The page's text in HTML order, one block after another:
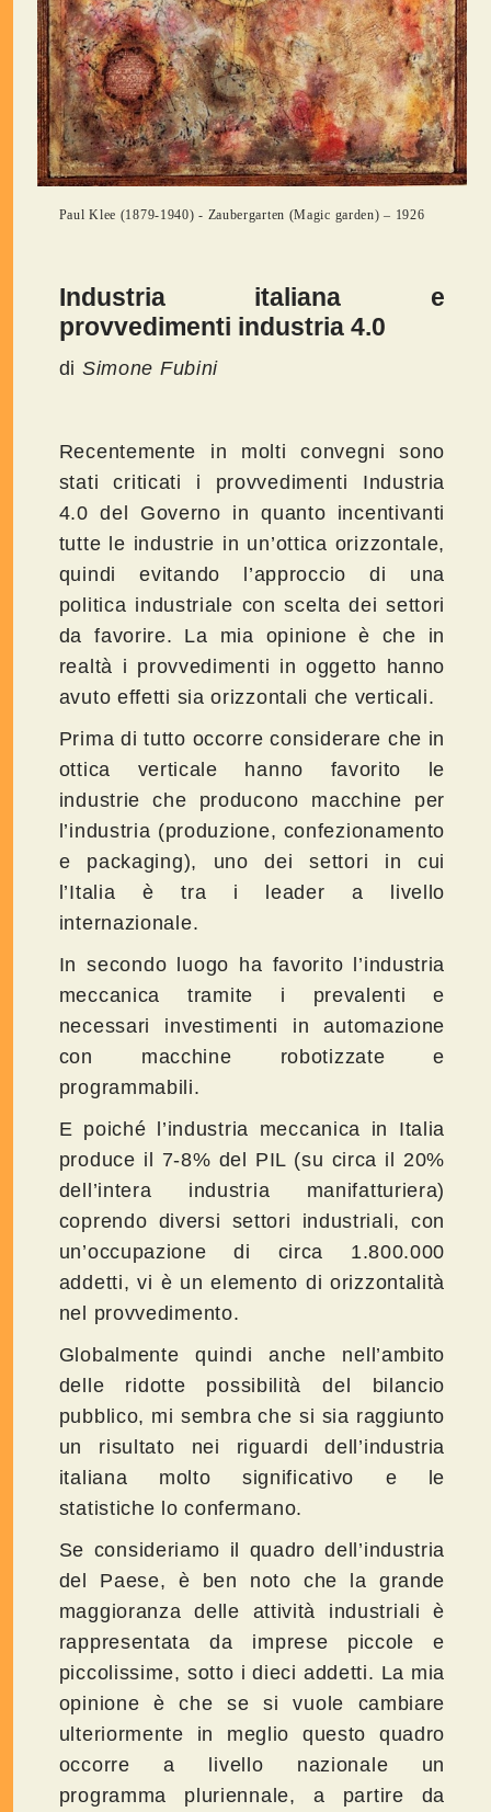
Paul Klee (1879-1940) - Zaubergarten (Magic garden) – 1926
Industria italiana e
provvedimenti industria 4.0
di Simone Fubini
Recentemente in molti convegni sono
stati criticati i provvedimenti Industria
4.0 del Governo in quanto incentivanti
tutte le industrie in un’ottica orizzontale,
quindi evitando l’approccio di una
politica industriale con scelta dei settori
da favorire. La mia opinione è che in
realtà i provvedimenti in oggetto hanno
avuto effetti sia orizzontali che verticali.
Prima di tutto occorre considerare che in
ottica verticale hanno favorito le
industrie che producono macchine per
l’industria (produzione, confezionamento
e packaging), uno dei settori in cui
l’Italia è tra i leader a livello
internazionale.
In secondo luogo ha favorito l’industria
meccanica tramite i prevalenti e
necessari investimenti in automazione
con macchine robotizzate e
programmabili.
E poiché l’industria meccanica in Italia
produce il 7-8% del PIL (su circa il 20%
dell’intera industria manifatturiera)
coprendo diversi settori industriali, con
un’occupazione di circa 1.800.000
addetti, vi è un elemento di orizzontalità
nel provvedimento.
Globalmente quindi anche nell’ambito
delle ridotte possibilità del bilancio
pubblico, mi sembra che si sia raggiunto
un risultato nei riguardi dell’industria
italiana molto significativo e le
statistiche lo confermano.
Se consideriamo il quadro dell’industria
del Paese, è ben noto che la grande
maggioranza delle attività industriali è
rappresentata da imprese piccole e
piccolissime, sotto i dieci addetti. La mia
opinione è che se si vuole cambiare
ulteriormente in meglio questo quadro
occorre a livello nazionale un
programma pluriennale, a partire da